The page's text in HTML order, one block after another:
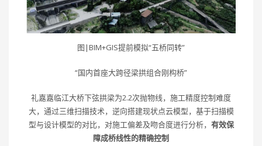
图|BIM+GIS提前模拟“五桥同转”
“国内首座大跨径梁拱组合刚构桥”
礼嘉嘉临江大桥下弦拱梁为2.2次抛物线，施工精度控制难度
大，通过三维扫描技术，逆向搭建现状点云模型，基于扫描模
型与设计模型的对比，对施工偏差及吻合度进行分析， 有效保
障成桥线性的精确控制